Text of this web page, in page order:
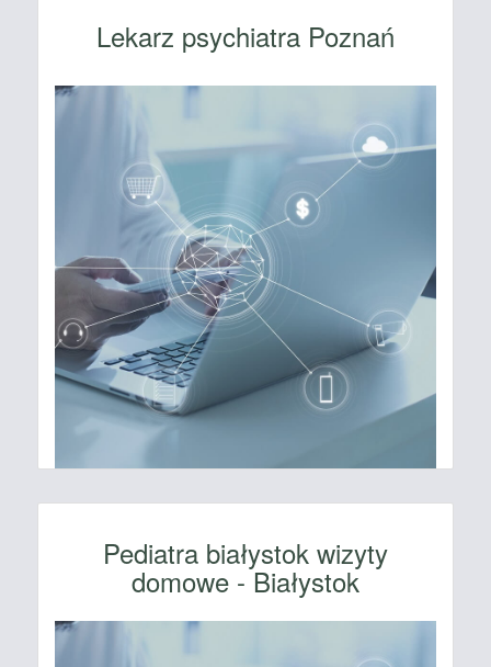
Lekarz psychiatra Poznań
Pediatra białystok wizyty
domowe - Białystok